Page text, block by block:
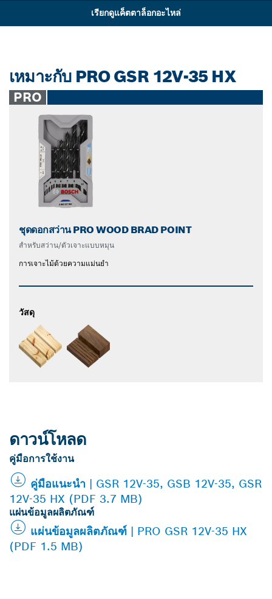
เรียกดูแค็ตตาล็อกอะไหล่
เหมาะกับ PRO GSR 12V-35 HX
PRO
ชุดดอกสว่าน PRO WOOD BRAD POINT
สำหรับสว่าน/ตัวเจาะแบบหมุน
การเจาะไม้ด้วยความแม่นยำ
วัสดุ
ดาวน์โหลด
คู่มือการใช้งาน
คู่มือแนะนำ | GSR 12V-35, GSB 12V-35, GSR
12V-35 HX (PDF 3.7 MB)
แผ่นข้อมูลผลิตภัณฑ์
แผ่นข้อมูลผลิตภัณฑ์ | PRO GSR 12V-35 HX
(PDF 1.5 MB)